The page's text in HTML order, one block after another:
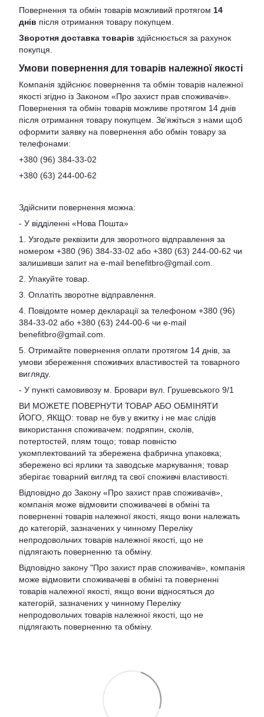
Повернення та обмін товарів можливий протягом 14
днів після отримання товару покупцем.
Зворотня доставка товарів здійснюється за рахунок
покупця.
Умови повернення для товарів належної якості
Компанія здійснює повернення та обмін товарів належної
якості згідно із Законом «Про захист прав споживачів».
Повернення та обмін товарів можливе протягом 14 днів
після отримання товару покупцем. Зв'яжіться з нами щоб
оформити заявку на повернення або обмін товару за
телефонами:
+380 (96) 384-33-02
+380 (63) 244-00-62
Здійснити повернення можна:
- У відділенні «Нова Пошта»
1. Узгодьте реквізити для зворотного відправлення за
номером +380 (96) 384-33-02 або +380 (63) 244-00-62 чи
залишивши запит на e-mail benefitbro@gmail.com
2. Упакуйте товар.
3. Оплатіть зворотне відправлення.
4. Повідомте номер декларації за телефоном +380 (96)
384-33-02 або +380 (63) 244-00-6 чи e-mail
benefitbro@gmail.com
5. Отримайте повернення оплати протягом 14 днів, за
умови збереження споживчих властивостей та товарного
вигляду.
- У пункті самовивозу м. Бровари вул. Грушевського 9/1
ВИ МОЖЕТЕ ПОВЕРНУТИ ТОВАР АБО ОБМІНЯТИ
ЙОГО, ЯКЩО: товар не був у вжитку і не має слідів
використання споживачем: подряпин, сколів,
потертостей, плям тощо; товар повністю
укомплектований та збережена фабрична упаковка;
збережено всі ярлики та заводське маркування; товар
зберігає товарний вигляд та свої споживчі властивості.
Відповідно до Закону «Про захист прав споживачів»,
компанія може відмовити споживачеві в обміні та
поверненні товарів належної якості, якщо вони належать
до категорій, зазначених у чинному Переліку
непродовольчих товарів належної якості, що не
підлягають поверненню та обміну.
Відповідно закону "Про захист прав споживачів» , компанія
може відмовити споживачеві в обміні та поверненні
товарів належної якості, якщо вони відносяться до
категорій, зазначених у чинному Переліку
непродовольчих товарів належної якості, що не
підлягають поверненню та обміну.